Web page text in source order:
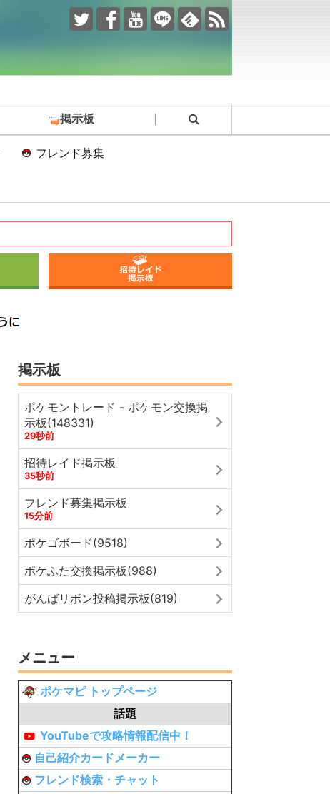
掲示板
フレンド募集
掲示板
ポケモントレード - ポケモン交換掲
示板(148331)
29秒前
招待レイド掲示板
35秒前
フレンド募集掲示板
15分前
ポケゴボード(9518)
ポケふた交換掲示板(988)
がんばリボン投稿掲示板(819)
メニュー
ポケマピ トップページ
話題
YouTubeで攻略情報配信中！
自己紹介カードメーカー
フレンド検索・チャット